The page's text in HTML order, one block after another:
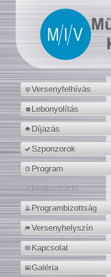
Versenyfelhívás
Lebonyolítás
Díjazás
Szponzorok
Program
Regisztráció
Programbizottság
Versenyhelyszín
Kapcsolat
Galéria